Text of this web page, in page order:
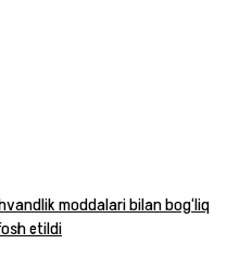
moddalari bilan bog‘liq
etildi